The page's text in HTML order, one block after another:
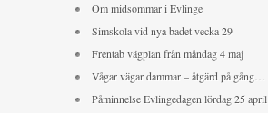
Om midsommar i Evlinge
Simskola vid nya badet vecka 29
Frentab vägplan från måndag 4 maj
Vågar vägar dammar – åtgärd på gång…
Påminnelse Evlingedagen lördag 25 april